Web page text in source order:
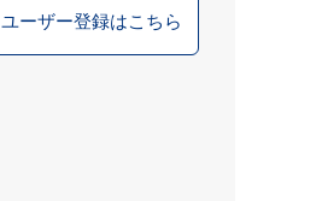
ユーザー登録はこちら